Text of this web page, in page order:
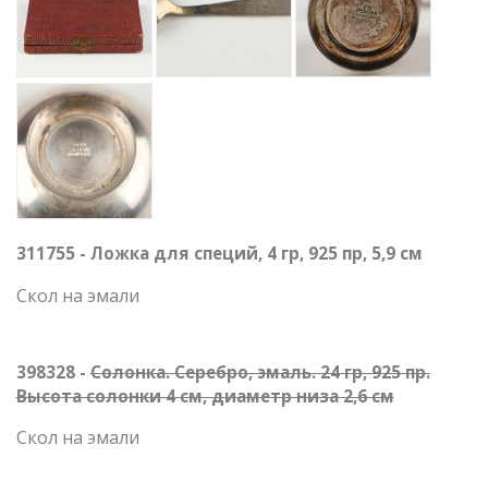
311755 - Ложка для специй, 4 гр, 925 пр, 5,9 см
Скол на эмали
398328 -Солонка. Серебро, эмаль. 24 гр, 925 пр.
Высота солонки 4 см, диаметр низа 2,6 см
Скол на эмали